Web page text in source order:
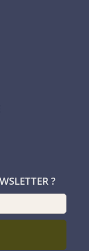
?